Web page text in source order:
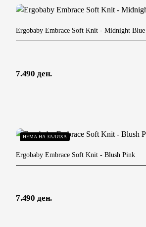
Ergobaby Embrace Soft Knit - Midnight Blue
7.490 ден.
НЕМА НА ЗАЛИХА
Ergobaby Embrace Soft Knit - Blush Pink
7.490 ден.